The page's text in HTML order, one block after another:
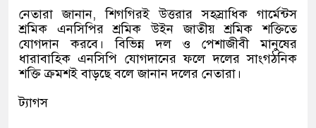
নেতারা জানান,শিগগিরই উত্তরার সহস্রাধিক গার্মেন্টস
শ্রমিক এনসিপির শ্রমিক উইন জাতীয় শ্রমিক শক্তিতে
যোগদান করবে। বিভিন্ন দল ও পেশাজীবী মানুষের
ধারাবাহিক এনসিপি যোগদানের ফলে দলের সাংগঠনিক
শক্তি ক্রমশই বাড়ছে বলে জানান দলের নেতারা।
ট্যাগস